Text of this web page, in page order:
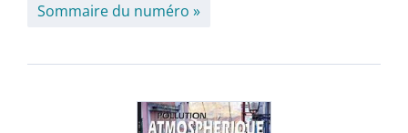
Sommaire du numéro